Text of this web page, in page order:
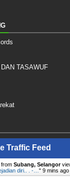
TASAWUF
Traffic Feed
from Subang, Selangor
diri.. . -… " 9 mins ago